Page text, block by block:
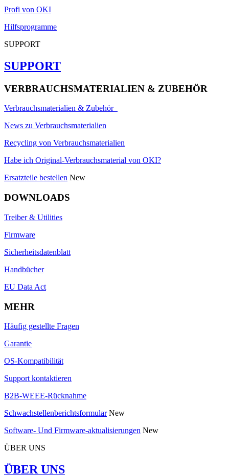
Profi von OKI
Hilfsprogramme
SUPPORT
SUPPORT
VERBRAUCHSMATERIALIEN & ZUBEHÖR
Verbrauchsmaterialien & Zubehör
News zu Verbrauchsmaterialien
Recycling von Verbrauchsmaterialien
Habe ich Original-Verbrauchsmaterial von OKI?
Ersatzteile bestellen New
DOWNLOADS
Treiber & Utilities
Firmware
Sicherheitsdatenblatt
Handbücher
EU Data Act
MEHR
Häufig gestellte Fragen
Garantie
OS-Kompatibilität
Support kontaktieren
B2B-WEEE-Rücknahme
Schwachstellenberichtsformular New
Software- Und Firmware-aktualisierungen New
ÜBER UNS
ÜBER UNS